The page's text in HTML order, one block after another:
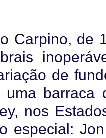
Carpino, de
de
uma barraca
nos
especial: